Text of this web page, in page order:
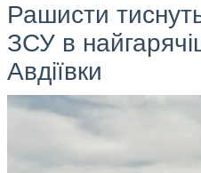
Рашисти
ЗСУ в
Авдіївки